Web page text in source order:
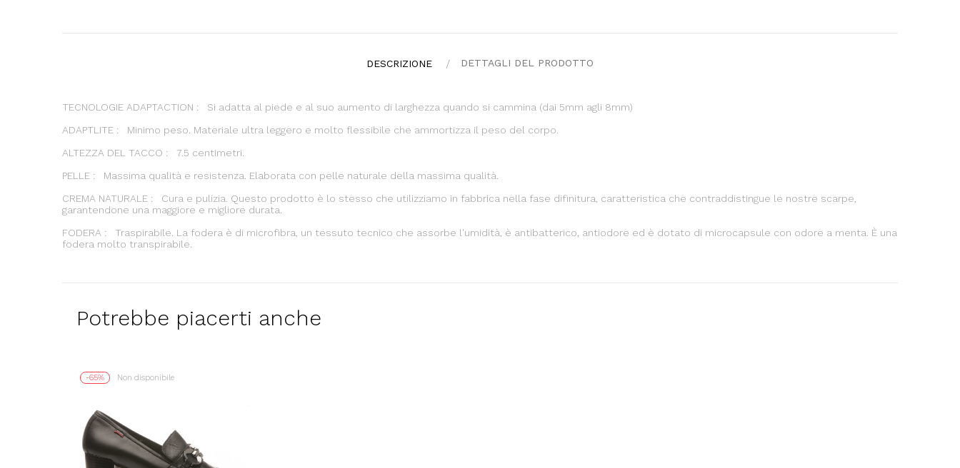
DESCRIZIONE DETTAGLI DEL PRODOTTO
TECNOLOGIE ADAPTACTION : Si adatta al piede e al suo aumento di larghezza quando si cammina (dai 5mm agli 8mm)
ADAPTLITE : Minimo peso. Materiale ultra leggero e molto flessibile che ammortizza il peso del corpo.
ALTEZZA DEL TACCO : 7.5 centimetri.
PELLE : Massima qualità e resistenza. Elaborata con pelle naturale della massima qualità.
CREMA NATURALE : Cura e pulizia. Questo prodotto è lo stesso che utilizziamo in fabbrica nella fase difinitura, caratteristica che contraddistingue le nostre scarpe,
garantendone una maggiore e migliore durata.
FODERA : Traspirabile. La fodera è di microfibra, un tessuto tecnico che assorbe l'umidità, è antibatterico, antiodore ed è dotato di microcapsule con odore a menta. È una
fodera molto transpirabile.
Potrebbe piacerti anche
-65% Non disponibile